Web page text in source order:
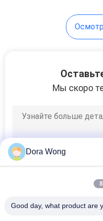
Чашки
Мы скоро
Dora Wong
Good day, what product are